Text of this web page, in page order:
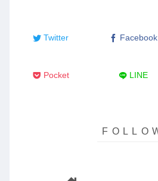
Twitter Facebook
Pocket LINE